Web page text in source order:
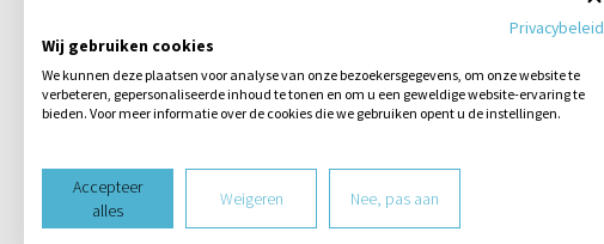
Privacybeleid
Wij gebruiken cookies
We kunnen deze plaatsen voor analyse van onze bezoekersgegevens, om onze website te
verbeteren, gepersonaliseerde inhoud te tonen en om u een geweldige website-ervaring te
bieden. Voor meer informatie over de cookies die we gebruiken opent u de instellingen.
Accepteer
alles
Weigeren Nee, pas aan